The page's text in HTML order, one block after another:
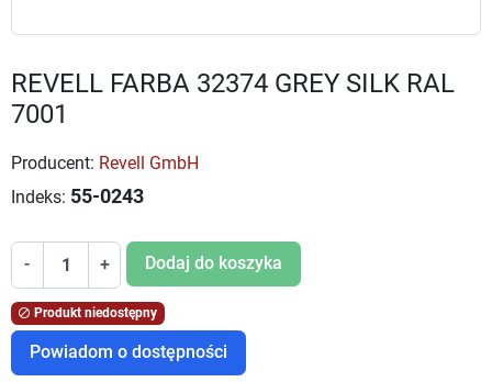
REVELL FARBA 32374 GREY SILK RAL
7001
Producent: Revell GmbH
Indeks: 55-0243
- + Dodaj do koszyka
 Produkt niedostępny
Powiadom o dostępności